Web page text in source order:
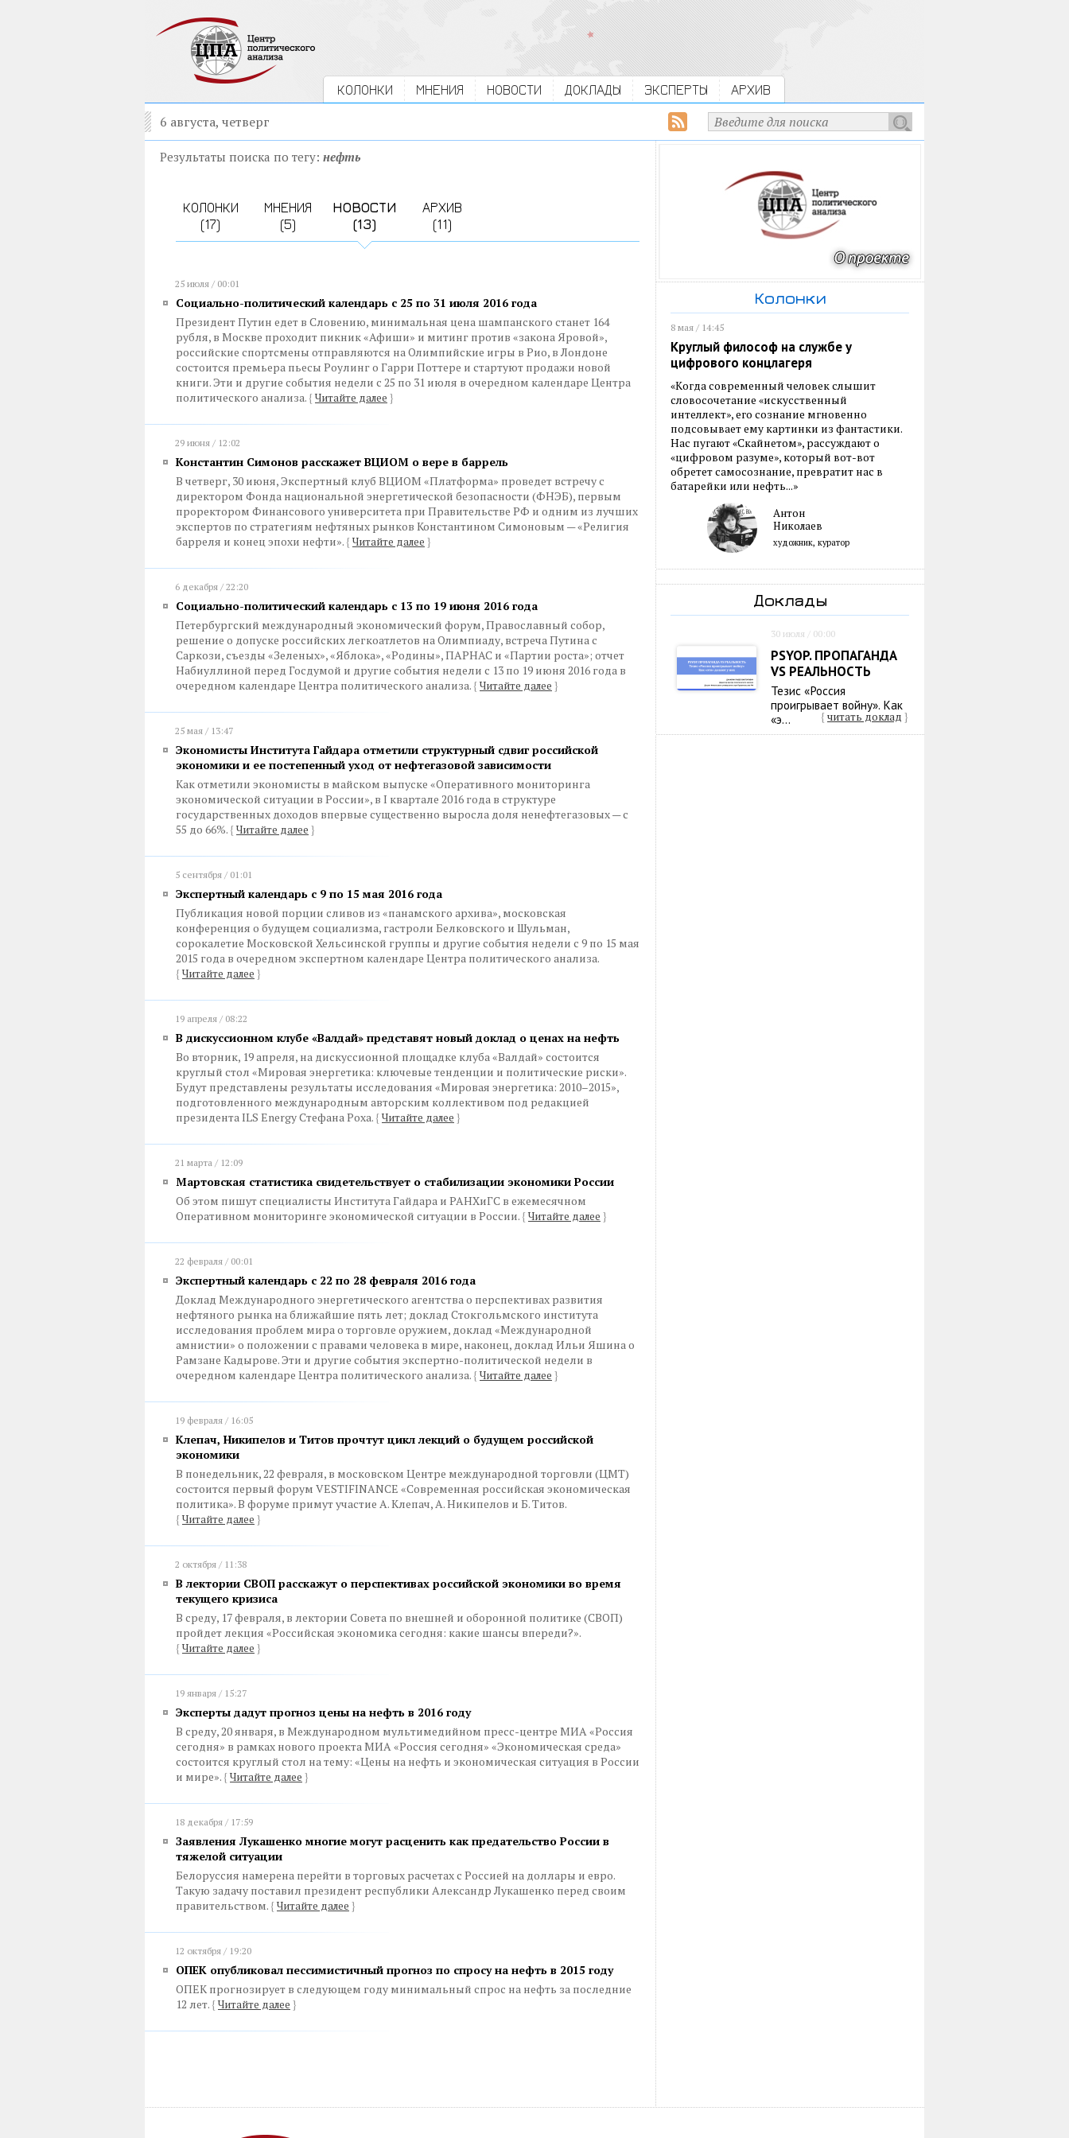
КОЛОНКИ МНЕНИЯ НОВОСТИ ДОКЛАДЫ ЭКСПЕРТЫ АРХИВ
6 августа, четверг
Результаты поиска по тегу: нефть
КОЛОНКИ
(17)
МНЕНИЯ
(5)
НОВОСТИ
(13)
АРХИВ
(11)
25 июля / 00:01
Социально-политический календарь с 25 по 31 июля 2016 года
Президент Путин едет в Словению, минимальная цена шампанского станет 164
рубля, в Москве проходит пикник «Афиши» и митинг против «закона Яровой»,
российские спортсмены отправляются на Олимпийские игры в Рио, в Лондоне
состоится премьера пьесы Роулинг о Гарри Поттере и стартуют продажи новой
книги. Эти и другие события недели с 25 по 31 июля в очередном календаре Центра
политического анализа. { Читайте далее }
29 июня / 12:02
Константин Симонов расскажет ВЦИОМ о вере в баррель
В четверг, 30 июня, Экспертный клуб ВЦИОМ «Платформа» проведет встречу с
директором Фонда национальной энергетической безопасности (ФНЭБ), первым
проректором Финансового университета при Правительстве РФ и одним из лучших
экспертов по стратегиям нефтяных рынков Константином Симоновым — «Религия
барреля и конец эпохи нефти». { Читайте далее }
6 декабря / 22:20
Социально-политический календарь с 13 по 19 июня 2016 года
Петербургский международный экономический форум, Православный собор,
решение о допуске российских легкоатлетов на Олимпиаду, встреча Путина с
Саркози, съезды «Зеленых», «Яблока», «Родины», ПАРНАС и «Партии роста»; отчет
Набиуллиной перед Госдумой и другие события недели с 13 по 19 июня 2016 года в
очередном календаре Центра политического анализа. { Читайте далее }
25 мая / 13:47
Экономисты Института Гайдара отметили структурный сдвиг российской
экономики и ее постепенный уход от нефтегазовой зависимости
Как отметили экономисты в майском выпуске «Оперативного мониторинга
экономической ситуации в России», в I квартале 2016 года в структуре
государственных доходов впервые существенно выросла доля ненефтегазовых — с
55 до 66%. { Читайте далее }
5 сентября / 01:01
Экспертный календарь с 9 по 15 мая 2016 года
Публикация новой порции сливов из «панамского архива», московская
конференция о будущем социализма, гастроли Белковского и Шульман,
сорокалетие Московской Хельсинской группы и другие события недели с 9 по 15 мая
2015 года в очередном экспертном календаре Центра политического анализа.
{ Читайте далее }
19 апреля / 08:22
В дискуссионном клубе «Валдай» представят новый доклад о ценах на нефть
Во вторник, 19 апреля, на дискуссионной площадке клуба «Валдай» состоится
круглый стол «Мировая энергетика: ключевые тенденции и политические риски».
Будут представлены результаты исследования «Мировая энергетика: 2010–2015»,
подготовленного международным авторским коллективом под редакцией
президента ILS Energy Стефана Роха. { Читайте далее }
21 марта / 12:09
Мартовская статистика свидетельствует о стабилизации экономики России
Об этом пишут специалисты Института Гайдара и РАНХиГС в ежемесячном
Оперативном мониторинге экономической ситуации в России. { Читайте далее }
22 февраля / 00:01
Экспертный календарь с 22 по 28 февраля 2016 года
Доклад Международного энергетического агентства о перспективах развития
нефтяного рынка на ближайшие пять лет; доклад Стокгольмского института
исследования проблем мира о торговле оружием, доклад «Международной
амнистии» о положении с правами человека в мире, наконец, доклад Ильи Яшина о
Рамзане Кадырове. Эти и другие события экспертно-политической недели в
очередном календаре Центра политического анализа. { Читайте далее }
19 февраля / 16:05
Клепач, Никипелов и Титов прочтут цикл лекций о будущем российской
экономики
В понедельник, 22 февраля, в московском Центре международной торговли (ЦМТ)
состоится первый форум VESTIFINANCE «Современная российская экономическая
политика». В форуме примут участие А. Клепач, А. Никипелов и Б. Титов.
{ Читайте далее }
2 октября / 11:38
В лектории СВОП расскажут о перспективах российской экономики во время
текущего кризиса
В среду, 17 февраля, в лектории Совета по внешней и оборонной политике (СВОП)
пройдет лекция «Российская экономика сегодня: какие шансы впереди?».
{ Читайте далее }
19 января / 15:27
Эксперты дадут прогноз цены на нефть в 2016 году
В среду, 20 января, в Международном мультимедийном пресс-центре МИА «Россия
сегодня» в рамках нового проекта МИА «Россия сегодня» «Экономическая среда»
состоится круглый стол на тему: «Цены на нефть и экономическая ситуация в России
и мире». { Читайте далее }
18 декабря / 17:59
Заявления Лукашенко многие могут расценить как предательство России в
тяжелой ситуации
Белоруссия намерена перейти в торговых расчетах с Россией на доллары и евро.
Такую задачу поставил президент республики Александр Лукашенко перед своим
правительством. { Читайте далее }
12 октября / 19:20
ОПЕК опубликовал пессимистичный прогноз по спросу на нефть в 2015 году
ОПЕК прогнозирует в следующем году минимальный спрос на нефть за последние
12 лет. { Читайте далее }
Колонки
8 мая / 14:45
Круглый философ на службе у
цифрового концлагеря
«Когда современный человек слышит
словосочетание «искусственный
интеллект», его сознание мгновенно
подсовывает ему картинки из фантастики.
Нас пугают «Скайнетом», рассуждают о
«цифровом разуме», который вот-вот
обретет самосознание, превратит нас в
батарейки или нефть...»
Антон
Николаев
художник, куратор
Доклады
30 июля / 00:00
PSYOP. ПРОПАГАНДА
VS РЕАЛЬНОСТЬ
Тезис «Россия
проигрывает войну». Как
«э...
{ читать доклад }